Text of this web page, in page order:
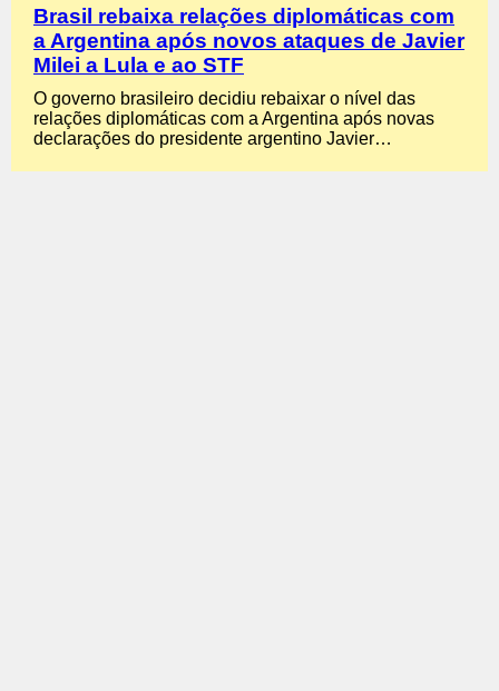
Brasil rebaixa relações diplomáticas com
a Argentina após novos ataques de Javier
Milei a Lula e ao STF
O governo brasileiro decidiu rebaixar o nível das
relações diplomáticas com a Argentina após novas
declarações do presidente argentino Javier…